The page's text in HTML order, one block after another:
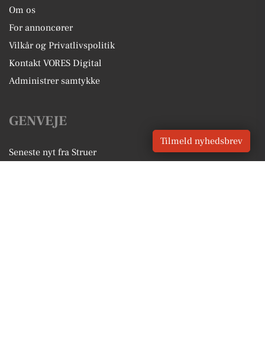
Om os
For annoncører
Vilkår og Privatlivspolitik
Kontakt VORES Digital
Administrer samtykke
GENVEJE
Seneste nyt fra Struer
Tilmeld nyhedsbrev